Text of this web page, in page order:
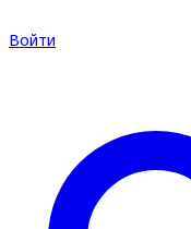
Войти